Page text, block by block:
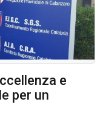
e
per un